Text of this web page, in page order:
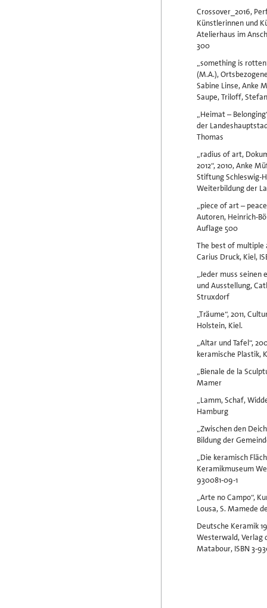
Crossover_2016,
Künstlerinnen und
Atelierhaus im
300
„something is
(M.A.),
Sabine Linse, Anke
Saupe, Triloff,
„Heimat –
der
Thomas
„radius of art,
2012“, 2010, Anke
Stiftung Schleswig-
Weiterbildung der
„piece of art –
Autoren, Heinrich-
Auflage 500
The best of multiple
Carius Druck, Kiel,
„Jeder muss seinen
und Ausstellung,
Struxdorf
„Träume“, 2011,
Holstein, Kiel.
„Altar und Tafel“,
keramische Plastik,
„Bienale de la
Mamer
„Lamm, Schaf,
Hamburg
„Zwischen den
Bildung der
„Die keramisch
Keramikmuseum
930081-09-1
„Arte no Campo“,
Lousa, S. Mamede
Deutsche Keramik
Westerwald, Verlag
Matabour, ISBN 3-